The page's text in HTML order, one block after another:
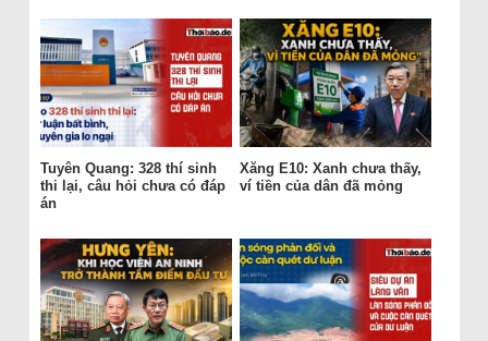
Tuyên Quang: 328 thí sinh
thi lại, câu hỏi chưa có đáp
án
Xăng E10: Xanh chưa thấy,
ví tiền của dân đã mỏng